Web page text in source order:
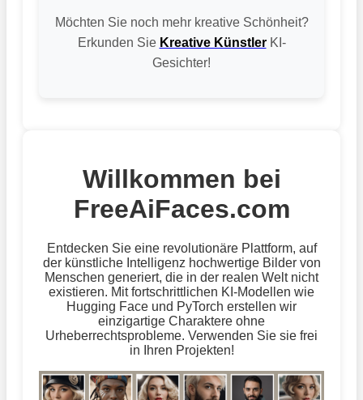
Möchten Sie noch mehr kreative Schönheit?
Erkunden Sie Kreative KünstlerKI-
Gesichter!
Willkommen bei
FreeAiFaces.com
Entdecken Sie eine revolutionäre Plattform, auf
der künstliche Intelligenz hochwertige Bilder von
Menschen generiert, die in der realen Welt nicht
existieren. Mit fortschrittlichen KI-Modellen wie
Hugging Face und PyTorch erstellen wir
einzigartige Charaktere ohne
Urheberrechtsprobleme. Verwenden Sie sie frei
in Ihren Projekten!